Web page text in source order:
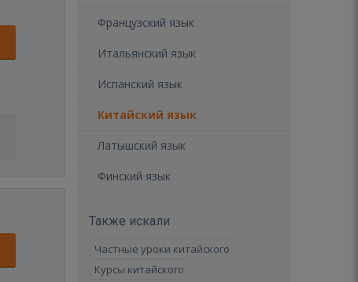
Французский язык
Итальянский язык
Испанский язык
Китайский язык
Латышский язык
Финский язык
Также искали
Частные уроки китайского
Курсы китайского